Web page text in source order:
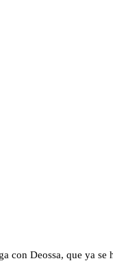
con Deossa, que ya se